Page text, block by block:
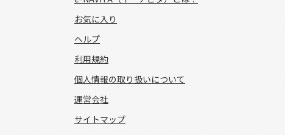
お気に入り
ヘルプ
利用規約
個人情報の取り扱いについて
運営会社
サイトマップ